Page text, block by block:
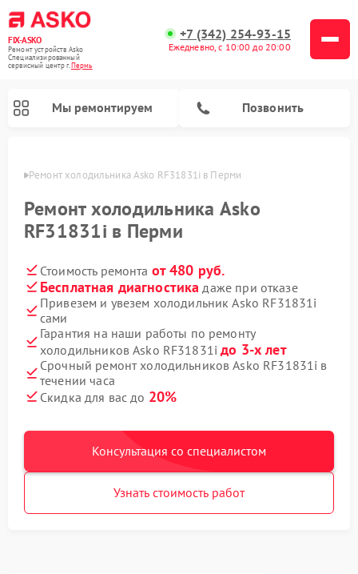
FIX-ASKO
Ремонт устройств Asko
Специализированный
cервисный центр г.Пермь
+7 (342) 254-93-15
Ежедневно, с 10:00 до 20:00
Мы ремонтируем Позвонить
Ремонт холодильника Asko RF31831i в Перми
Ремонт холодильника Asko
RF31831i в Перми
Стоимость ремонта от 480 руб.
Бесплатная диагностика даже при отказе
Привезем и увезем холодильник Asko RF31831i
сами
Гарантия на наши работы по ремонту
холодильников Asko RF31831iдо 3-х лет
Срочный ремонт холодильников Asko RF31831i в
течении часа
Скидка для вас до 20%
Консультация со специалистом
Узнать стоимость работ